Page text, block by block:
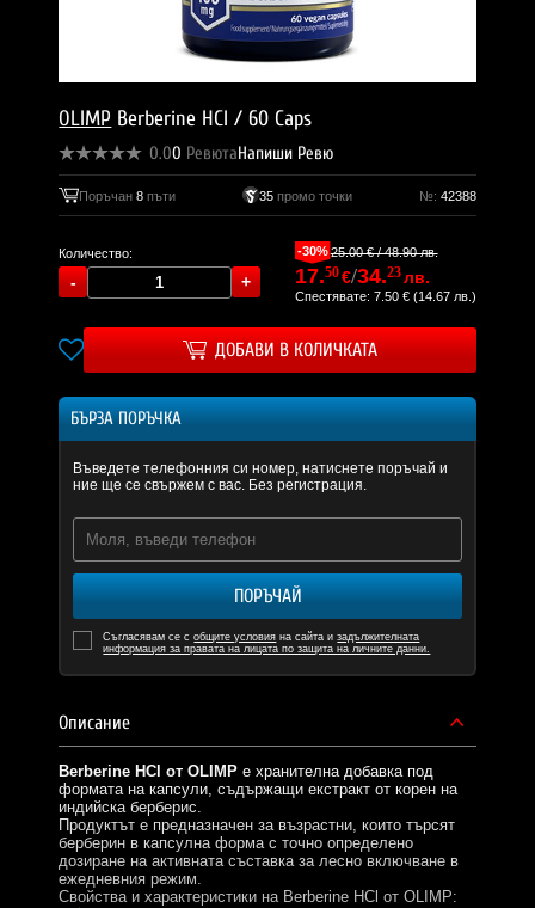
OLIMP Berberine HCl / 60 Caps
0.00 РевютаНапиши Ревю
Поръчан8 пъти 35промо точки №: 42388
Количество: -30%25.00 € / 48.90 лв.
17.50€/34.23лв.
Спестявате: 7.50 € (14.67 лв.)
ДОБАВИ В КОЛИЧКАТА
БЪРЗА ПОРЪЧКА
Въведете телефонния си номер, натиснете поръчай и
ние ще се свържем с вас. Без регистрация.
ПОРЪЧАЙ
Съгласявам се собщите условия на сайта изадължителната
информация за правата на лицата по защита на личните данни.
Описание
Berberine HCl от OLIMP е хранителна добавка под
формата на капсули, съдържащи екстракт от корен на
индийска берберис.
Продуктът е предназначен за възрастни, които търсят
берберин в капсулна форма с точно определено
дозиране на активната съставка за лесно включване в
ежедневния режим.
Свойства и характеристики на Berberine HCl от OLIMP: